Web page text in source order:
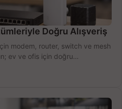
Doğru Alışveriş
modem, router, switch ve mesh
ev ve ofis için doğru